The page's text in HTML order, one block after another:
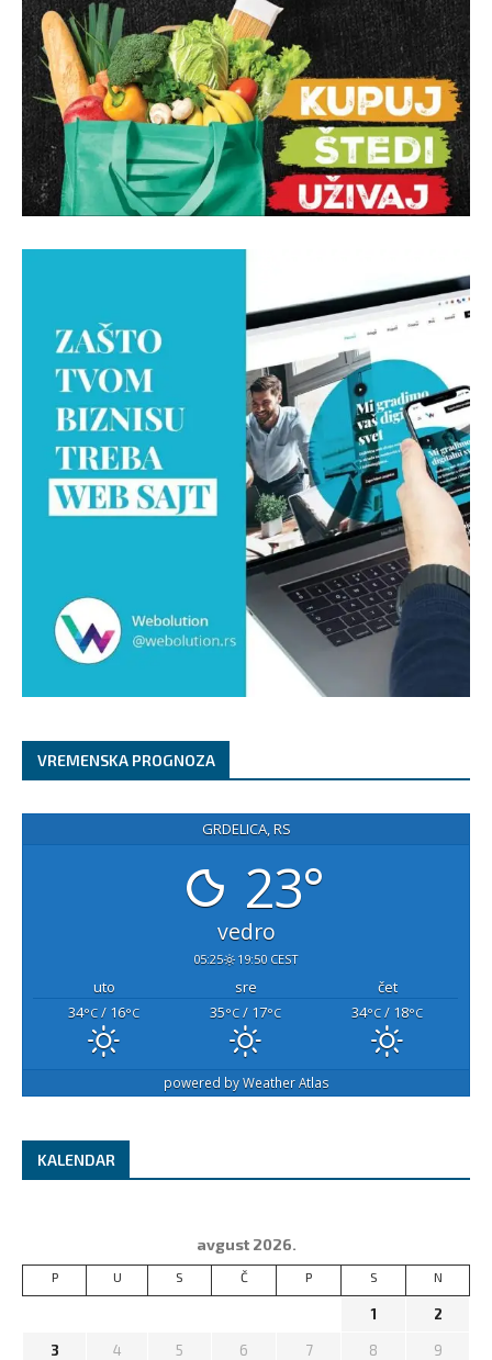
VREMENSKA PROGNOZA
GRDELICA, RS
23°
vedro
05:25 19:50 CEST
uto sre
čet
34°C / 16°C 35°C / 17°C 34°C / 18°C
powered byWeather Atlas
KALENDAR
avgust 2026.
P U S Č P S N
1 2
3 4 5 6 7 8 9